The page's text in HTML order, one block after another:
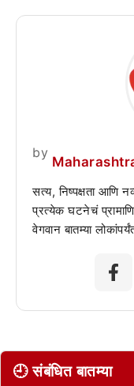
by
सत्य, निष्पक्षता आणि
प्रत्येक घटनेचं
वेगवान बातम्या
🕘 संबंधित बातम्या